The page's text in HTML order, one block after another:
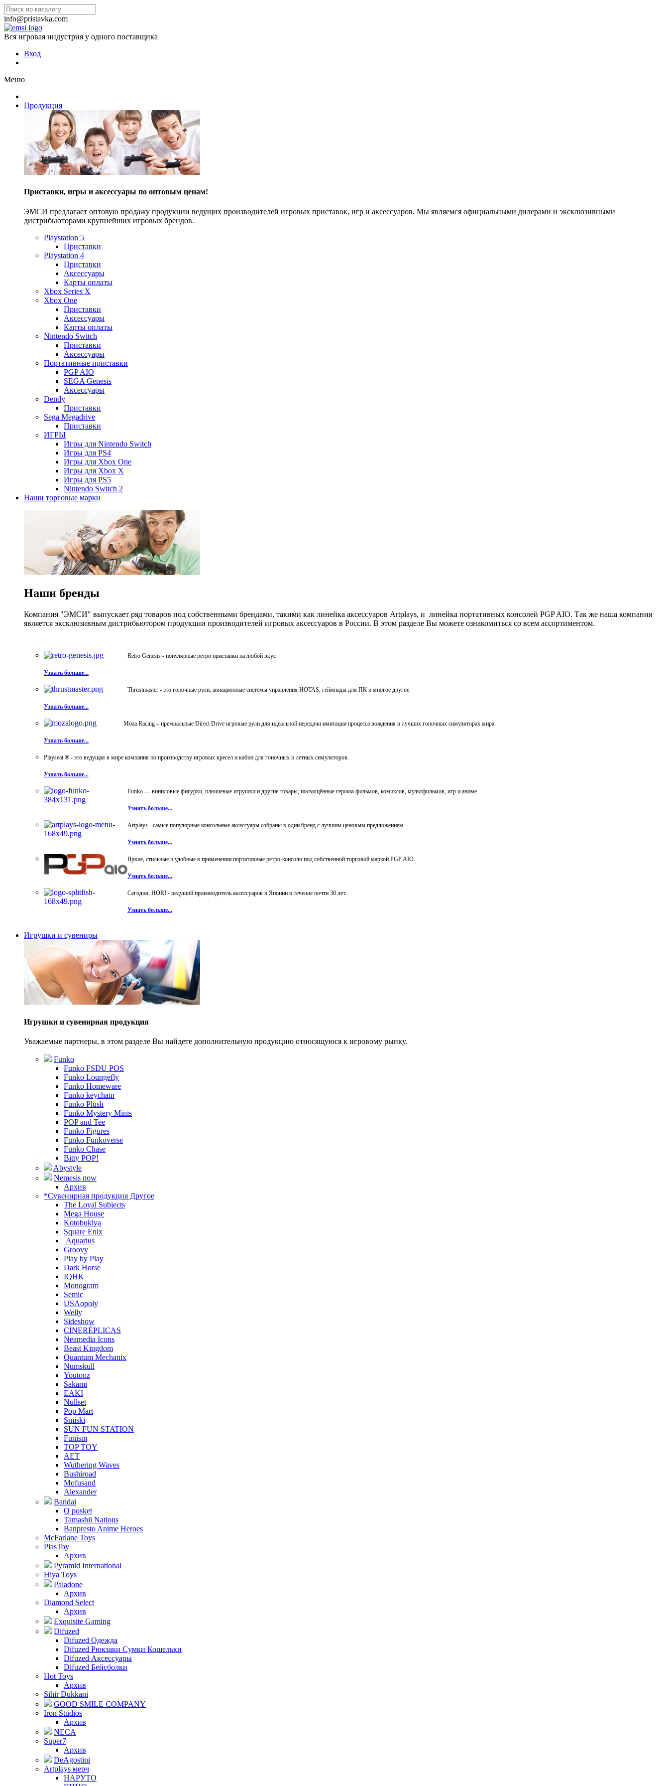
info@pristavka.com
Вся игровая индустрия у одного поставщика
Вход
Меню
Продукция
Приставки, игры и аксессуары по оптовым ценам!
ЭМСИ предлагает оптовую продажу продукции ведущих производителей игровых приставок, игр и аксессуаров. Мы являемся официальными дилерами и эксклюзивными
дистрибьюторами крупнейших игровых брендов.
Playstation 5
Приставки
Playstation 4
Приставки
Аксессуары
Карты оплаты
Xbox Series X
Xbox One
Приставки
Аксессуары
Карты оплаты
Nintendo Switch
Приставки
Аксессуары
Портативные приставки
PGP AIO
SEGA Genesis
Аксессуары
Dendy
Приставки
Sega Megadrive
Приставки
ИГРЫ
Игры для Nintendo Switch
Игры для PS4
Игры для Xbox One
Игры для Xbox X
Игры для PS5
Nintendo Switch 2
Наши торговые марки
Наши бренды
Компания "ЭМСИ" выпускает ряд товаров под собственными брендами, такими как линейка аксессуаров Artplays, и линейка портативных консолей PGP AIO. Так же наша компания
является эксклюзивным дистрибьютором продукции производителей игровых аксессуаров в России. В этом разделе Вы можете ознакомиться со всем ассортиментом.
Retro Genesis - популярные ретро приставки на любой вкус
Узнать больше...
Thrustmaster - это гоночные рули, авиационные системы управления HOTAS, геймпады для ПК и многое другое.
Узнать больше...
Moza Racing – премиальные Direct Drive игровые рули для идеальной передачи имитации процесса вождения в лучших гоночных симуляторах мира.
Узнать больше...
Playseat ® - это ведущая в мире компания по производству игровых кресел и кабин для гоночных и летных симуляторов.
Узнать больше...
Funko — виниловые фигурки, плюшевые игрушки и другие товары, посвящённые героям фильмов, комиксов, мультфильмов, игр и аниме.
Узнать больше...
Artplays - самые популярные консольные аксессуары собраны в один бренд с лучшим ценовым предложением.
Узнать больше...
Яркие, стильные и удобные в применении портативные ретро-консоли под собственной торговой маркой PGP AIO.
Узнать больше...
Сегодня, HORI - ведущий производитель аксессуаров в Японии в течение почти 30 лет.
Узнать больше...
Игрушки и сувениры
Игрушки и сувенирная продукция
Уважаемые партнеры, в этом разделе Вы найдете дополнительную продукцию относящуюся к игровому рынку.
Funko
Funko FSDU POS
Funko Loungefly
Funko Homeware
Funko keychain
Funko Plush
Funko Mystery Minis
POP and Tee
Funko Figures
Funko Funkoverse
Funko Chase
Bitty POP!
Abystyle
Nemesis now
Архив
*Сувенирная продукция Другое
The Loyal Subjects
Mega House
Kotobukiya
Square Enix
Aquarius
Groovy
Play by Play
Dark Horse
IQHK
Monogram
Semic
USAopoly
Welly
Sideshow
CINERÉPLICAS
Neamedia Icons
Beast Kingdom
Quantum Mechanix
Numskull
Youtooz
Sakami
EAKI
Nullset
Pop Mart
Smiski
SUN FUN STATION
Funism
TOP TOY
AET
Wuthering Waves
Bushiroad
Mofusand
Alexander
Bandai
Q posket
Tamashii Nations
Banpresto Anime Heroes
McFarlane Toys
PlasToy
Архив
Pyramid International
Hiya Toys
Paladone
Архив
Diamond Select
Архив
Exquisite Gaming
Difuzed
Difuzed Одежда
Difuzed Рюкзаки Сумки Кошельки
Difuzed Аксессуары
Difuzed Бейсболки
Hot Toys
Архив
Sihir Dukkani
GOOD SMILE COMPANY
Iron Studios
Архив
NECA
Super7
Архив
DeAgostini
Artplays мерч
НАРУТО